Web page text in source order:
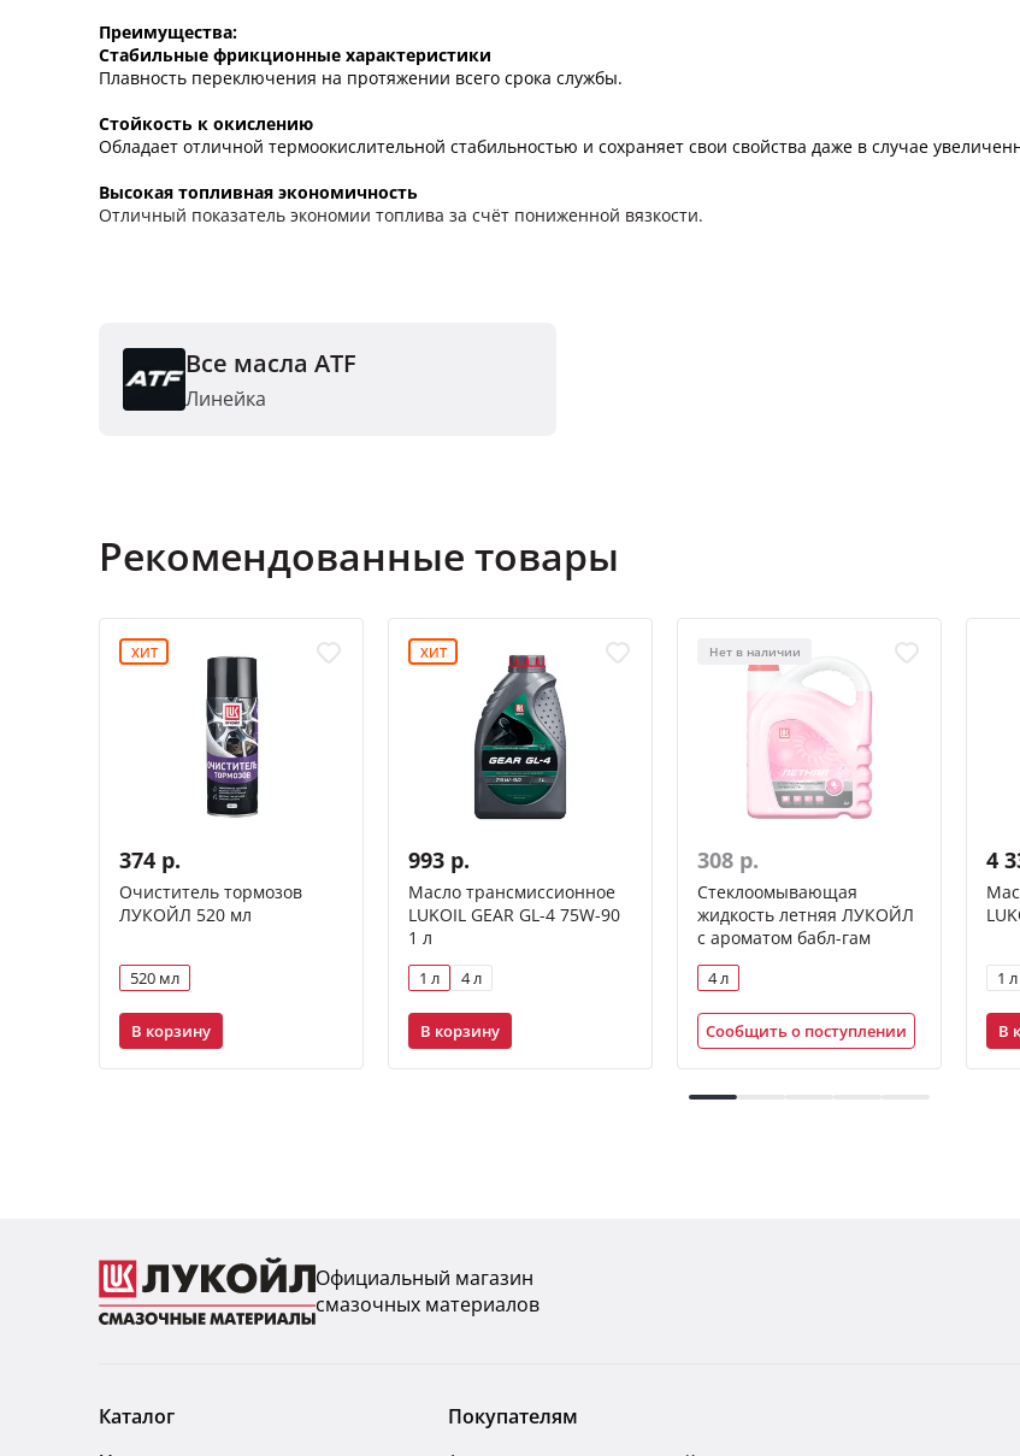
Преимущества:
Стабильные фрикционные характеристики
Плавность переключения на протяжении всего срока службы.
Стойкость к окислению
Обладает отличной термоокислительной стабильностью и сохраняет свои свойства даже в случае
Высокая топливная экономичность
Отличный показатель экономии топлива за счёт пониженной вязкости.
Все масла ATF
Линейка
Рекомендованные товары
ХИТ
374 р.
Очиститель тормозов
ЛУКОЙЛ 520 мл
520 мл
В корзину
ХИТ
993 р.
Масло трансмиссионное
LUKOIL GEAR GL-4 75W-90
1 л
1 л 4 л
В корзину
Нет в наличии
308 р.
Стеклоомывающая
жидкость летняя ЛУКОЙЛ
с ароматом бабл-гам
4 л
Сообщить о поступлении
4
1 л
В
Официальный магазин
смазочных материалов
Каталог Покупателям